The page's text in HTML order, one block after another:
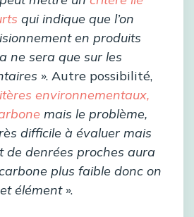
qui indique que l’on
en produits
ne sera que sur les
». Autre possibilité,
environnementaux,
mais le problème,
difficile à évaluer mais
de denrées proches aura
plus faible donc on
élément ».